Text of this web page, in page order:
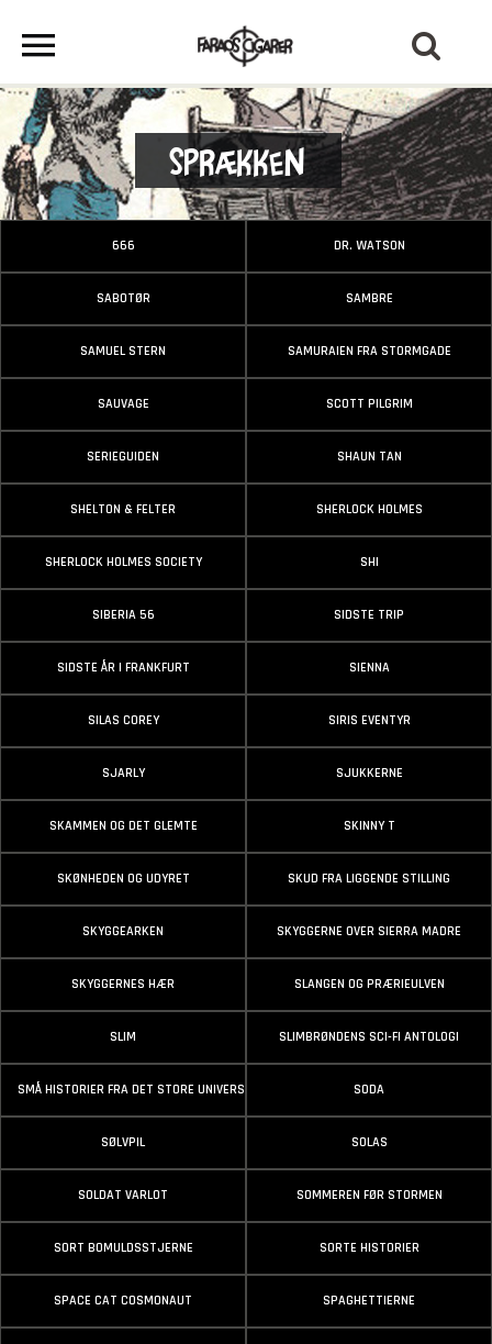
Sprækken
666 DR. WATSON
SABOTØR SAMBRE
SAMUEL STERN SAMURAIEN FRA STORMGADE
SAUVAGE SCOTT PILGRIM
SERIEGUIDEN SHAUN TAN
SHELTON & FELTER SHERLOCK HOLMES
SHERLOCK HOLMES SOCIETY SHI
SIBERIA 56 SIDSTE TRIP
SIDSTE ÅR I FRANKFURT SIENNA
SILAS COREY SIRIS EVENTYR
SJARLY SJUKKERNE
SKAMMEN OG DET GLEMTE SKINNY T
SKØNHEDEN OG UDYRET SKUD FRA LIGGENDE STILLING
SKYGGEARKEN SKYGGERNE OVER SIERRA MADRE
SKYGGERNES HÆR SLANGEN OG PRÆRIEULVEN
SLIM SLIMBRØNDENS SCI-FI ANTOLOGI
SMÅ HISTORIER FRA DET STORE UNIVERS SODA
SØLVPIL SOLAS
SOLDAT VARLOT SOMMEREN FØR STORMEN
SORT BOMULDSSTJERNE SORTE HISTORIER
SPACE CAT COSMONAUT SPAGHETTIERNE